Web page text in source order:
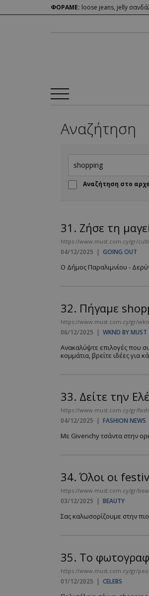
ΦΟΡΑΜΕ: loose jeans, jelly
Αναζήτηση
Αναζήτηση στο
31. Ζήσε τη
https://www.must.com.cy/gr/
04/12/2025 | GOING OUT
Ο Δήμος Παραλιμνίου -
32. Πήγαμε
https://www.must.com.cy/gr/
06/12/2025 | WKND BY MUST
Ανακαλύψτε επιλογές που
κομμάτια, βρείτε ιδέες για
33. Δείτε την
https://www.must.com.cy/gr/
04/12/2025 | FASHION NEWS
Με Givenchy τσάντα στην
34. Όλοι οι
https://www.must.com.cy/gr/
03/12/2025 | BEAUTY
Σας καλωσορίζουμε στην
35. Το
https://www.must.com.cy/gr/
01/12/2025 | CELEBS